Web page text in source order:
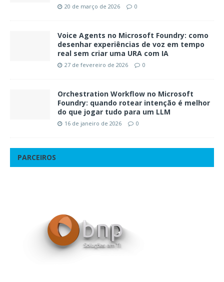
20 de março de 2026 0
Voice Agents no Microsoft Foundry: como
desenhar experiências de voz em tempo
real sem criar uma URA com IA
27 de fevereiro de 2026 0
Orchestration Workflow no Microsoft
Foundry: quando rotear intenção é melhor
do que jogar tudo para um LLM
16 de janeiro de 2026 0
PARCEIROS